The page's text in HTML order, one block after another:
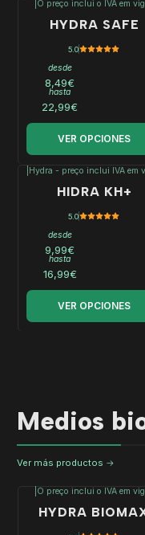
O preço inclui o IVA em
HYDRA SAFE
5.0
desde
8,49€
hasta
22,99€
VER OPCIONES
Hydra - preço inclui IVA em
HIDRA KH+
5.0
desde
9,99€
hasta
16,99€
VER OPCIONES
Medios
Ver más productos
O preço inclui o IVA em
HYDRA